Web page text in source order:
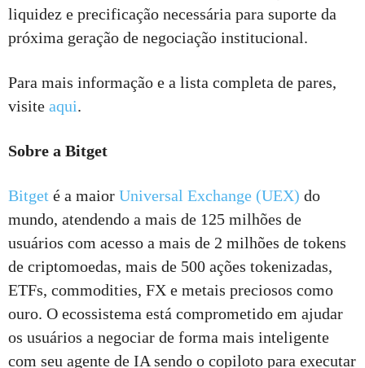
liquidez e precificação necessária para suporte da
próxima geração de negociação institucional.
Para mais informação e a lista completa de pares,
visite aqui.
Sobre a Bitget
Bitget é a maior Universal Exchange (UEX) do
mundo, atendendo a mais de 125 milhões de
usuários com acesso a mais de 2 milhões de tokens
de criptomoedas, mais de 500 ações tokenizadas,
ETFs, commodities, FX e metais preciosos como
ouro. O ecossistema está comprometido em ajudar
os usuários a negociar de forma mais inteligente
com seu agente de IA sendo o copiloto para executar